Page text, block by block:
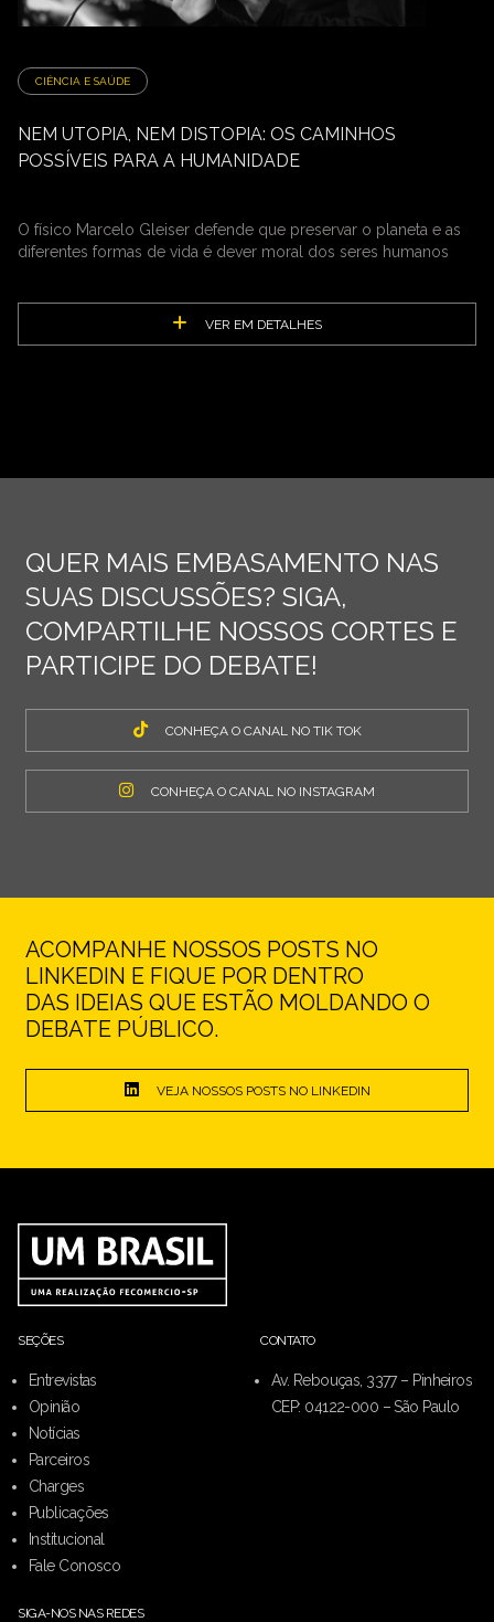
CIÊNCIA E SAÚDE
NEM UTOPIA, NEM DISTOPIA: OS CAMINHOS
POSSÍVEIS PARA A HUMANIDADE
O físico Marcelo Gleiser defende que preservar o planeta e as
diferentes formas de vida é dever moral dos seres humanos
VER EM DETALHES
QUER MAIS EMBASAMENTO NAS
SUAS DISCUSSÕES? SIGA,
COMPARTILHE NOSSOS CORTES E
PARTICIPE DO DEBATE!
CONHEÇA O CANAL NO TIK TOK
CONHEÇA O CANAL NO INSTAGRAM
ACOMPANHE NOSSOS POSTS NO
LINKEDIN E FIQUE POR DENTRO
DAS IDEIAS QUE ESTÃO MOLDANDO O
DEBATE PÚBLICO.
VEJA NOSSOS POSTS NO LINKEDIN
SEÇÕES
Entrevistas
Opinião
Notícias
Parceiros
Charges
Publicações
Institucional
Fale Conosco
CONTATO
Av. Rebouças, 3377 – Pinheiros
CEP: 04122-000 – São Paulo
SIGA-NOS NAS REDES